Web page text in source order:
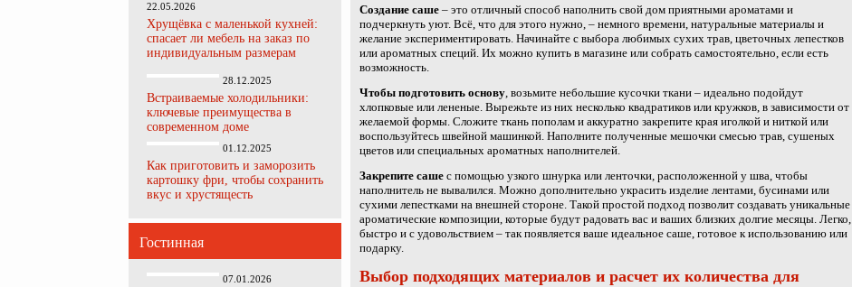
22.05.2026
Хрущёвка с маленькой кухней:
спасает ли мебель на заказ по
индивидуальным размерам
28.12.2025
Встраиваемые холодильники:
ключевые преимущества в
современном доме
01.12.2025
Как приготовить и заморозить
картошку фри, чтобы сохранить
вкус и хрустящесть
Гостинная
07.01.2026
Создание саше – это отличный способ наполнить свой дом приятными ароматами и
подчеркнуть уют. Всё, что для этого нужно, – немного времени, натуральные материалы и
желание экспериментировать. Начинайте с выбора любимых сухих трав, цветочных лепестков
или ароматных специй. Их можно купить в магазине или собрать самостоятельно, если есть
возможность.
Чтобы подготовить основу, возьмите небольшие кусочки ткани – идеально подойдут
хлопковые или лененые. Вырежьте из них несколько квадратиков или кружков, в зависимости от
желаемой формы. Сложите ткань пополам и аккуратно закрепите края иголкой и ниткой или
воспользуйтесь швейной машинкой. Наполните полученные мешочки смесью трав, сушеных
цветов или специальных ароматных наполнителей.
Закрепите саше с помощью узкого шнурка или ленточки, расположенной у шва, чтобы
наполнитель не вывалился. Можно дополнительно украсить изделие лентами, бусинами или
сухими лепестками на внешней стороне. Такой простой подход позволит создавать уникальные
ароматические композиции, которые будут радовать вас и ваших близких долгие месяцы. Легко,
быстро и с удовольствием – так появляется ваше идеальное саше, готовое к использованию или
подарку.
Выбор подходящих материалов и расчет их количества для